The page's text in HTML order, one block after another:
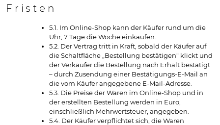
Fristen
5.1. Im Online-Shop kann der Käufer rund um die
Uhr, 7 Tage die Woche einkaufen.
5.2. Der Vertrag tritt in Kraft, sobald der Käufer auf
die Schaltfläche „Bestellung bestätigen“ klickt und
der Verkäufer die Bestellung nach Erhalt bestätigt
– durch Zusendung einer Bestätigungs-E-Mail an
die vom Käufer angegebene E-Mail-Adresse.
5.3. Die Preise der Waren im Online-Shop und in
der erstellten Bestellung werden in Euro,
einschließlich Mehrwertsteuer, angegeben.
5.4. Der Käufer verpflichtet sich, die Waren